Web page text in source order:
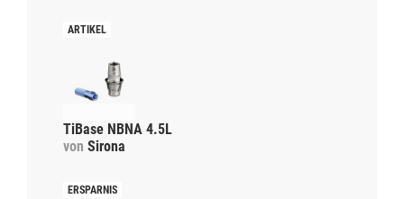
TiBase NBNA 4.5L
von Sirona